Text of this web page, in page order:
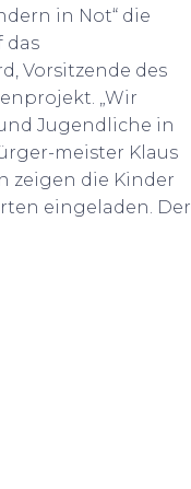
in Not“ die
das
Vorsitzende des
„Wir
Jugendliche in
meister Klaus
zeigen die Kinder
eingeladen. Der